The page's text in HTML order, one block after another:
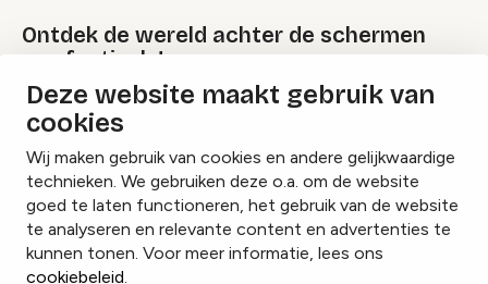
Deze website maakt gebruik van
cookies
Wij maken gebruik van cookies en andere gelijkwaardige
technieken. We gebruiken deze o.a. om de website
goed te laten functioneren, het gebruik van de website
te analyseren en relevante content en advertenties te
kunnen tonen. Voor meer informatie, lees ons
cookiebeleid.
Ontdek de wereld achter de schermen
van festivals!
Lees onze Festival Specials
InstagramFacebookLinkedIn